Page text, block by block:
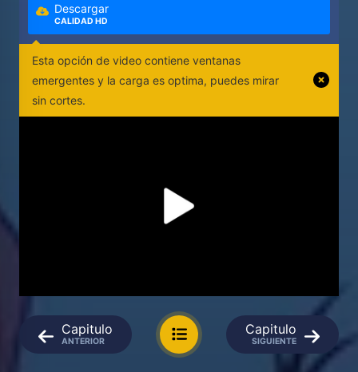
Descargar
CALIDAD HD
Esta opción de video contiene ventanas
emergentes y la carga es optima, puedes mirar
sin cortes.
Capitulo
ANTERIOR
Capitulo
SIGUIENTE